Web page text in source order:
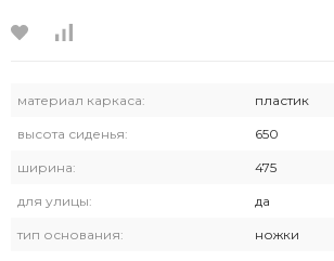
материал каркаса: пластик
высота сиденья: 650
ширина: 475
для улицы: да
тип основания: ножки